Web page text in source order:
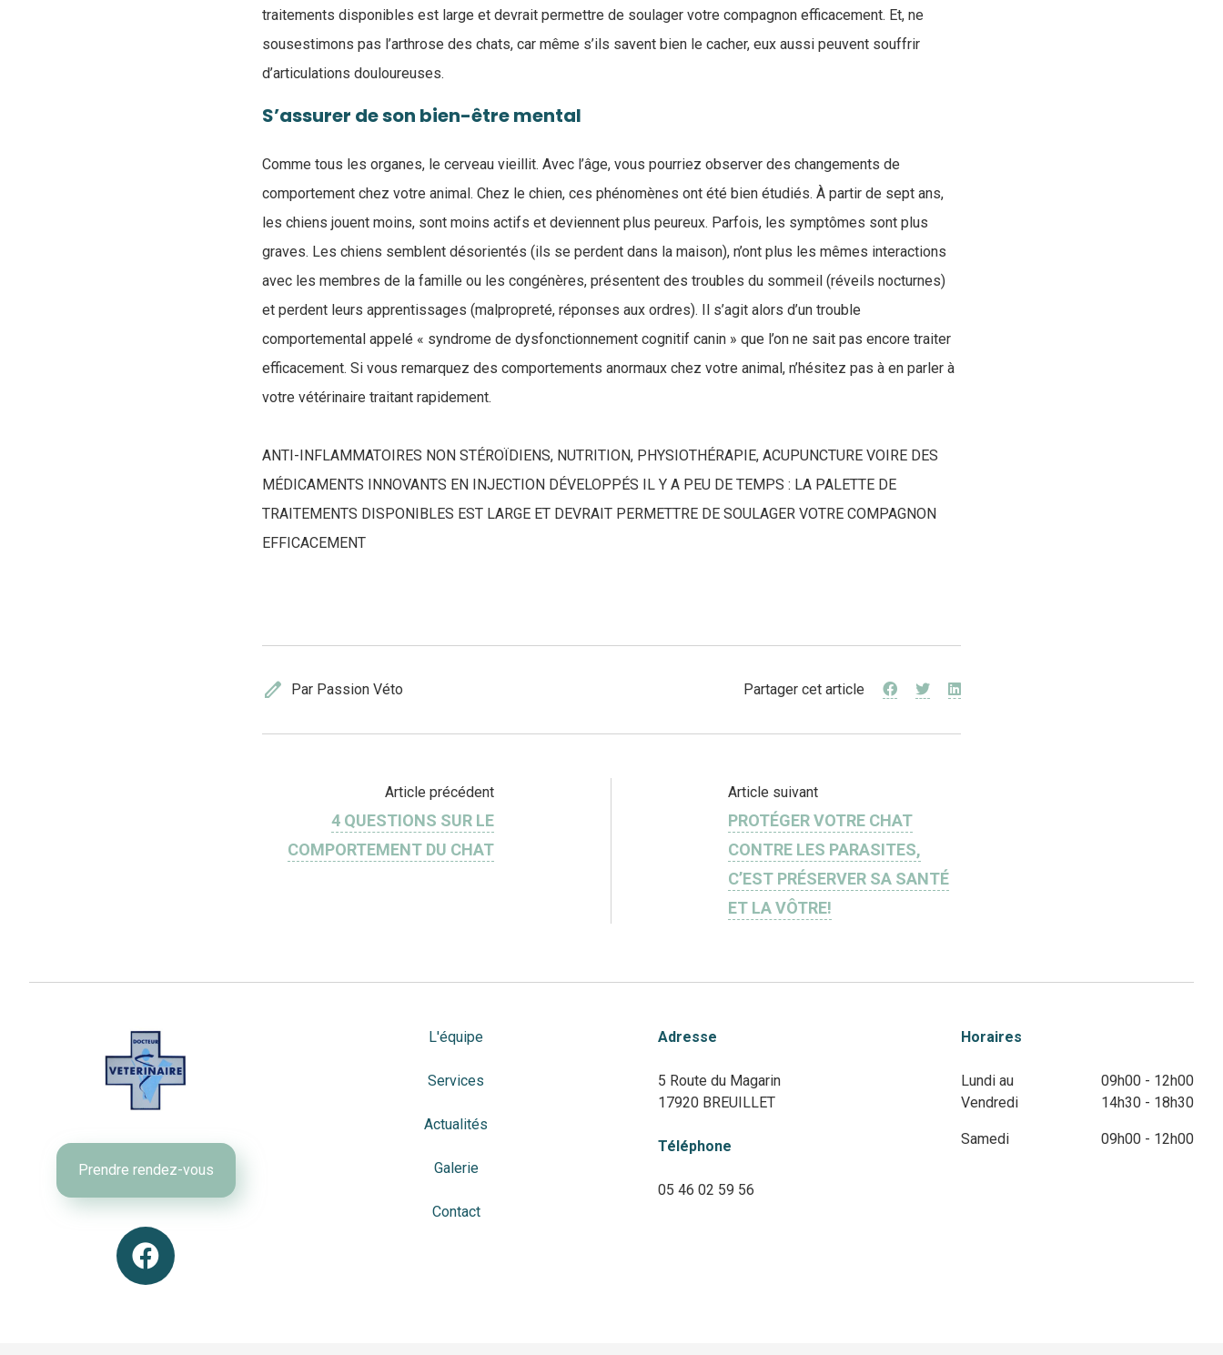
traitements disponibles est large et devrait permettre de soulager votre compagnon efficacement. Et, ne
sousestimons pas l’arthrose des chats, car même s’ils savent bien le cacher, eux aussi peuvent souffrir
d’articulations douloureuses.
S’assurer de son bien-être mental
Comme tous les organes, le cerveau vieillit. Avec l’âge, vous pourriez observer des changements de
comportement chez votre animal. Chez le chien, ces phénomènes ont été bien étudiés. À partir de sept ans,
les chiens jouent moins, sont moins actifs et deviennent plus peureux. Parfois, les symptômes sont plus
graves. Les chiens semblent désorientés (ils se perdent dans la maison), n’ont plus les mêmes interactions
avec les membres de la famille ou les congénères, présentent des troubles du sommeil (réveils nocturnes)
et perdent leurs apprentissages (malpropreté, réponses aux ordres). Il s’agit alors d’un trouble
comportemental appelé « syndrome de dysfonctionnement cognitif canin » que l’on ne sait pas encore traiter
efficacement. Si vous remarquez des comportements anormaux chez votre animal, n’hésitez pas à en parler à
votre vétérinaire traitant rapidement.
ANTI-INFLAMMATOIRES NON STÉROÏDIENS, NUTRITION, PHYSIOTHÉRAPIE, ACUPUNCTURE VOIRE DES
MÉDICAMENTS INNOVANTS EN INJECTION DÉVELOPPÉS IL Y A PEU DE TEMPS : LA PALETTE DE
TRAITEMENTS DISPONIBLES EST LARGE ET DEVRAIT PERMETTRE DE SOULAGER VOTRE COMPAGNON
EFFICACEMENT
edit Par Passion Véto Partager cet article
Article précédent
4 QUESTIONS SUR LE
COMPORTEMENT DU CHAT
Article suivant
PROTÉGER VOTRE CHAT
CONTRE LES PARASITES,
C’EST PRÉSERVER SA SANTÉ
ET LA VÔTRE!
Prendre rendez-vous
L'équipe
Services
Actualités
Galerie
Contact
Adresse
5 Route du Magarin
17920 BREUILLET
Téléphone
05 46 02 59 56
Horaires
Lundi au
Vendredi
09h00 - 12h00
14h30 - 18h30
Samedi 09h00 - 12h00